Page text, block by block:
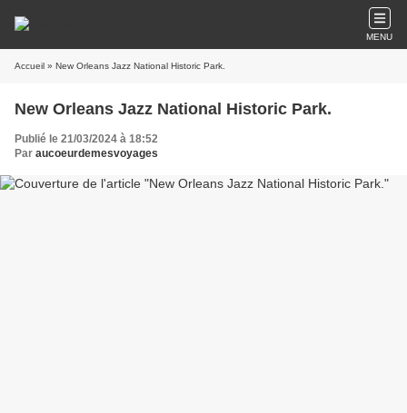
MENU
Accueil » New Orleans Jazz National Historic Park.
New Orleans Jazz National Historic Park.
Publié le 21/03/2024 à 18:52
Par aucoeurdemesvoyages